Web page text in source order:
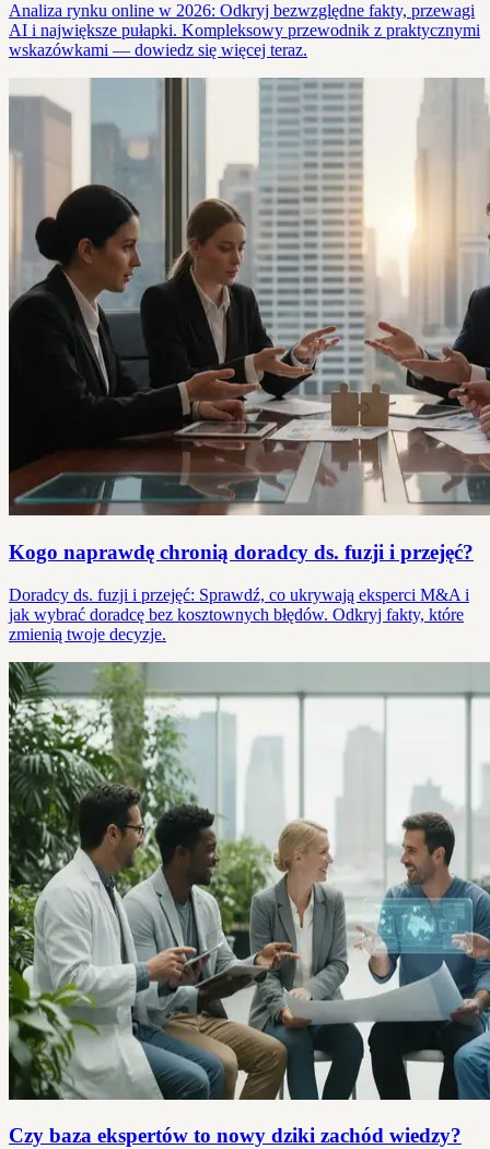
Analiza rynku online w 2026: Odkryj bezwzględne fakty, przewagi
AI i największe pułapki. Kompleksowy przewodnik z praktycznymi
wskazówkami — dowiedz się więcej teraz.
Kogo naprawdę chronią doradcy ds. fuzji i przejęć?
Doradcy ds. fuzji i przejęć: Sprawdź, co ukrywają eksperci M&A i
jak wybrać doradcę bez kosztownych błędów. Odkryj fakty, które
zmienią twoje decyzje.
Czy baza ekspertów to nowy dziki zachód wiedzy?